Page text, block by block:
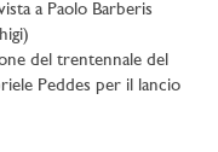
a Paolo Barberis
del trentennale del
Peddes per il lancio